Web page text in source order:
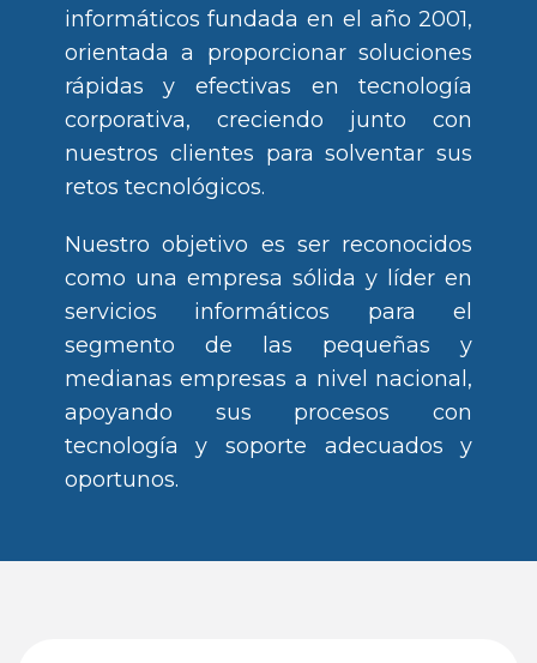
informáticos fundada en el año 2001,
orientada a proporcionar soluciones
rápidas y efectivas en tecnología
corporativa, creciendo junto con
nuestros clientes para solventar sus
retos tecnológicos.
Nuestro objetivo es ser reconocidos
como una empresa sólida y líder en
servicios informáticos para el
segmento de las pequeñas y
medianas empresas a nivel nacional,
apoyando sus procesos con
tecnología y soporte adecuados y
oportunos.